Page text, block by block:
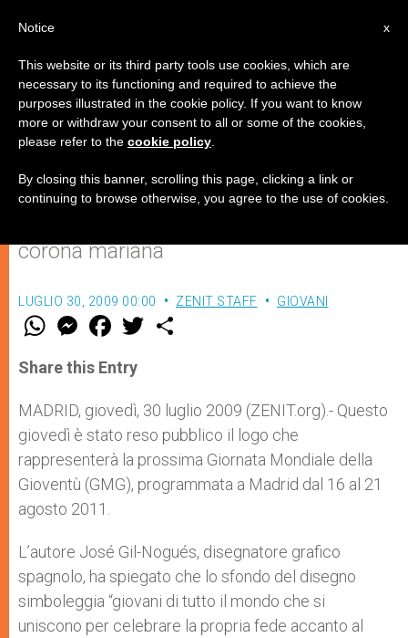
Presentato il logo della GMG
2011 di Madrid
corona mariana
LUGLIO 30, 2009 00:00 ZENIT STAFF GIOVANI
W
t
s
p
p
M
e
s
e
g
e
r
F
a
e
b
o
k
w
r
Share this Entry
MADRID, giovedì, 30 luglio 2009 (ZENIT.org).- Questo
giovedì è stato reso pubblico il logo che
rappresenterà la prossima Giornata Mondiale della
Gioventù (GMG), programmata a Madrid dal 16 al 21
agosto 2011.
L’autore José Gil-Nogués, disegnatore grafico
spagnolo, ha spiegato che lo sfondo del disegno
simboleggia “giovani di tutto il mondo che si
uniscono per celebrare la propria fede accanto al
x
Notice
This website or its third party tools use cookies, which are
necessary to its functioning and required to achieve the
purposes illustrated in the cookie policy. If you want to know
more or withdraw your consent to all or some of the cookies,
please refer to the cookie policy
By closing this banner, scrolling this page, clicking a link or
continuing to browse otherwise, you agree to the use of cookies.